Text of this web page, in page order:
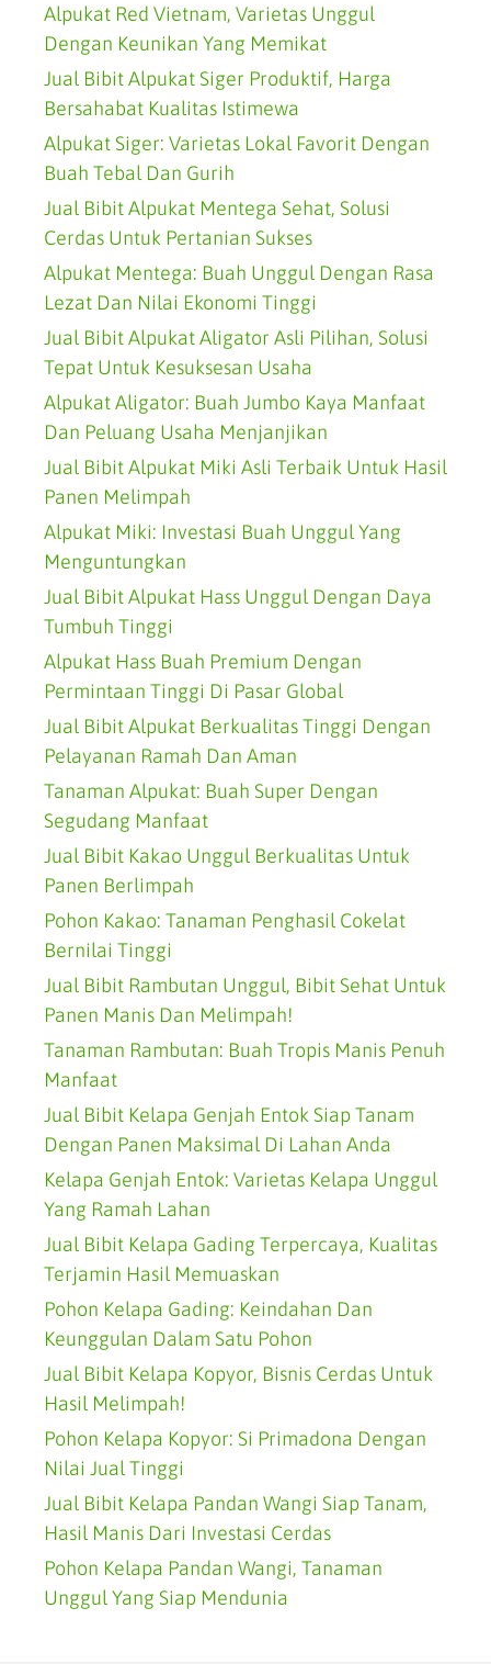
Alpukat Red Vietnam, Varietas Unggul
Dengan Keunikan Yang Memikat
Jual Bibit Alpukat Siger Produktif, Harga
Bersahabat Kualitas Istimewa
Alpukat Siger: Varietas Lokal Favorit Dengan
Buah Tebal Dan Gurih
Jual Bibit Alpukat Mentega Sehat, Solusi
Cerdas Untuk Pertanian Sukses
Alpukat Mentega: Buah Unggul Dengan Rasa
Lezat Dan Nilai Ekonomi Tinggi
Jual Bibit Alpukat Aligator Asli Pilihan, Solusi
Tepat Untuk Kesuksesan Usaha
Alpukat Aligator: Buah Jumbo Kaya Manfaat
Dan Peluang Usaha Menjanjikan
Jual Bibit Alpukat Miki Asli Terbaik Untuk Hasil
Panen Melimpah
Alpukat Miki: Investasi Buah Unggul Yang
Menguntungkan
Jual Bibit Alpukat Hass Unggul Dengan Daya
Tumbuh Tinggi
Alpukat Hass Buah Premium Dengan
Permintaan Tinggi Di Pasar Global
Jual Bibit Alpukat Berkualitas Tinggi Dengan
Pelayanan Ramah Dan Aman
Tanaman Alpukat: Buah Super Dengan
Segudang Manfaat
Jual Bibit Kakao Unggul Berkualitas Untuk
Panen Berlimpah
Pohon Kakao: Tanaman Penghasil Cokelat
Bernilai Tinggi
Jual Bibit Rambutan Unggul, Bibit Sehat Untuk
Panen Manis Dan Melimpah!
Tanaman Rambutan: Buah Tropis Manis Penuh
Manfaat
Jual Bibit Kelapa Genjah Entok Siap Tanam
Dengan Panen Maksimal Di Lahan Anda
Kelapa Genjah Entok: Varietas Kelapa Unggul
Yang Ramah Lahan
Jual Bibit Kelapa Gading Terpercaya, Kualitas
Terjamin Hasil Memuaskan
Pohon Kelapa Gading: Keindahan Dan
Keunggulan Dalam Satu Pohon
Jual Bibit Kelapa Kopyor, Bisnis Cerdas Untuk
Hasil Melimpah!
Pohon Kelapa Kopyor: Si Primadona Dengan
Nilai Jual Tinggi
Jual Bibit Kelapa Pandan Wangi Siap Tanam,
Hasil Manis Dari Investasi Cerdas
Pohon Kelapa Pandan Wangi, Tanaman
Unggul Yang Siap Mendunia